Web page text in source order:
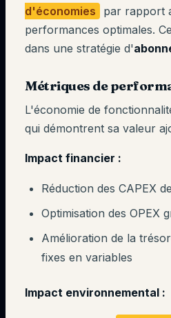
d'économies
par rapport
performances optimales.
dans une stratégie d'
Métriques de
L'économie de
qui démontrent sa valeur
Impact financier :
Réduction des CAPEX de
Optimisation des OPEX
Amélioration de la
fixes en variables
Impact environnemental :